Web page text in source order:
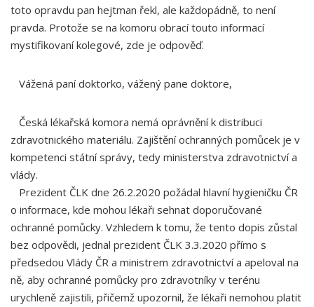
toto opravdu pan hejtman řekl, ale každopádně, to není
pravda. Protože se na komoru obrací touto informací
mystifikovaní kolegové, zde je odpověď.
Vážená paní doktorko, vážený pane doktore,
Česká lékařská komora nemá oprávnění k distribuci
zdravotnického materiálu. Zajištění ochranných pomůcek je v
kompetenci státní správy, tedy ministerstva zdravotnictví a
vlády.
Prezident ČLK dne 26.2.2020 požádal hlavní hygieničku ČR
o informace, kde mohou lékaři sehnat doporučované
ochranné pomůcky. Vzhledem k tomu, že tento dopis zůstal
bez odpovědi, jednal prezident ČLK 3.3.2020 přímo s
předsedou Vlády ČR a ministrem zdravotnictví a apeloval na
ně, aby ochranné pomůcky pro zdravotníky v terénu
urychleně zajistili, přičemž upozornil, že lékaři nemohou platit